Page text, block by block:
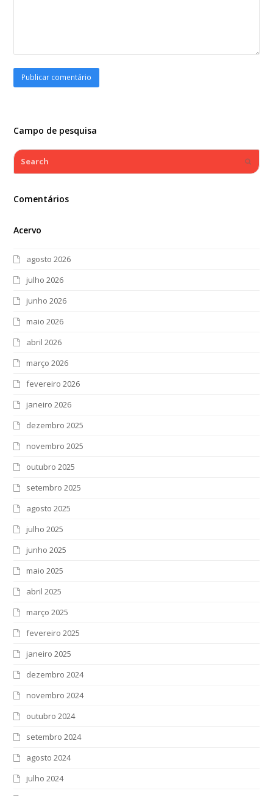
Campo de pesquisa
Search
Comentários
Acervo
agosto 2026
julho 2026
junho 2026
maio 2026
abril 2026
março 2026
fevereiro 2026
janeiro 2026
dezembro 2025
novembro 2025
outubro 2025
setembro 2025
agosto 2025
julho 2025
junho 2025
maio 2025
abril 2025
março 2025
fevereiro 2025
janeiro 2025
dezembro 2024
novembro 2024
outubro 2024
setembro 2024
agosto 2024
julho 2024